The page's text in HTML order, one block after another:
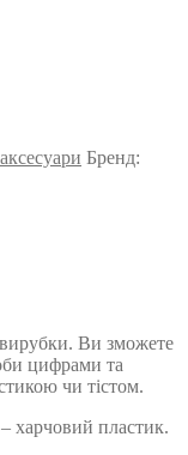
Бренд:
Ви зможете
цифрами та
чи тістом.
харчовий пластик.